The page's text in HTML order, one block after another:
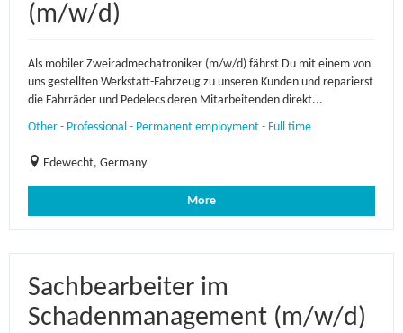
(m/w/d)
Als mobiler Zweiradmechatroniker (m/w/d) fährst Du mit einem von
uns gestellten Werkstatt-Fahrzeug zu unseren Kunden und reparierst
die Fahrräder und Pedelecs deren Mitarbeitenden direkt...
Other - Professional - Permanent employment - Full time
Edewecht, Germany
More
Sachbearbeiter im
Schadenmanagement (m/w/d)